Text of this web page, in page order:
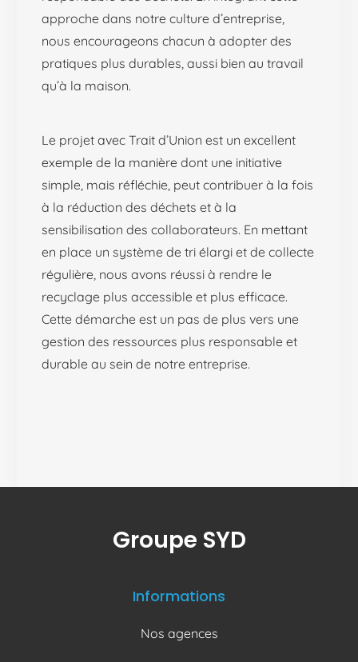
approche dans notre culture d’entreprise,
nous encourageons chacun à adopter des
pratiques plus durables, aussi bien au travail
qu’à la maison.
Le projet avec Trait d’Union est un excellent
exemple de la manière dont une initiative
simple, mais réfléchie, peut contribuer à la fois
à la réduction des déchets et à la
sensibilisation des collaborateurs. En mettant
en place un système de tri élargi et de collecte
régulière, nous avons réussi à rendre le
recyclage plus accessible et plus efficace.
Cette démarche est un pas de plus vers une
gestion des ressources plus responsable et
durable au sein de notre entreprise.
Groupe SYD
Informations
Nos agences